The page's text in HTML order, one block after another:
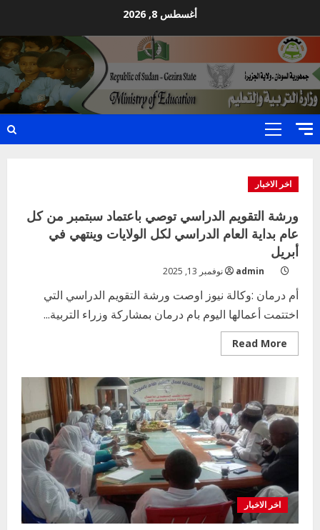
content
أغسطس 8, 2026
Primary
اخر الاخبار
ورشة التقويم الدراسي توصي باعتماد سبتمبر من كل
عام بداية العام الدراسي لكل الولايات وينتهي في
أبريل
admin نوفمبر 13, 2025
أم درمان :وكالة نيوز اوصت ورشة التقويم الدراسي التي
اختتمت أعمالها اليوم بام درمان بمشاركة وزراء التربية...
Read More
more
التقويم
الدراسي
توصي
باعتماد
سبتمبر
من
كل
عام
بداية
العام
الدراسي
لكل
الولايات
وينتهي
في
اخر الاخبار